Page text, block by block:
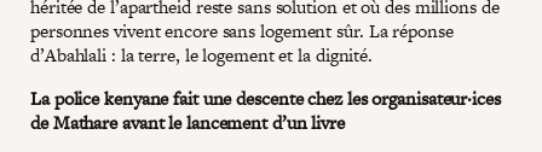
héritée de l’apartheid reste sans solution et où des millions de
personnes vivent encore sans logement sûr. La réponse
d’Abahlali : la terre, le logement et la dignité.
La police kenyane fait une descente chez les organisateur·ices
de Mathare avant le lancement d’un livre